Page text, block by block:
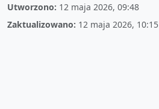
Utworzono: 12 maja 2026, 09:48
Zaktualizowano: 12 maja 2026, 10:15